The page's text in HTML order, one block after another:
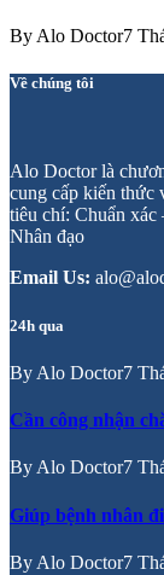
By Alo Doctor7
Về chúng tôi
Alo Doctor là
cung cấp kiến thức
tiêu chí: Chuẩn
Nhân đạo
Email Us:
24h qua
By Alo Doctor7
Cần công nhận
By Alo Doctor7
Giúp bệnh nhân
By Alo Doctor7